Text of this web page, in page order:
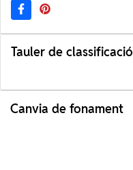
Tauler de classificació
Canvia de fonament